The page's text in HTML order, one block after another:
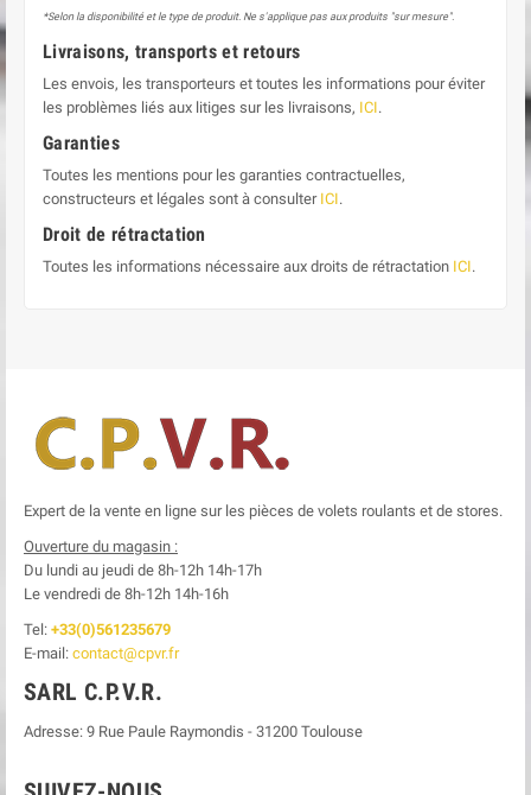
*Selon la disponibilité et le type de produit. Ne s'applique pas aux produits "sur mesure".
Livraisons, transports et retours
Les envois, les transporteurs et toutes les informations pour éviter
les problèmes liés aux litiges sur les livraisons, ICI.
Garanties
Toutes les mentions pour les garanties contractuelles,
constructeurs et légales sont à consulter ICI.
Droit de rétractation
Toutes les informations nécessaire aux droits de rétractation ICI.
Expert de la vente en ligne sur les pièces de volets roulants et de stores.
Ouverture du magasin :
Du lundi au jeudi de 8h-12h 14h-17h
Le vendredi de 8h-12h 14h-16h
Tel: +33(0)561235679
E-mail: contact@cpvr.fr
SARL C.P.V.R.
Adresse: 9 Rue Paule Raymondis - 31200 Toulouse